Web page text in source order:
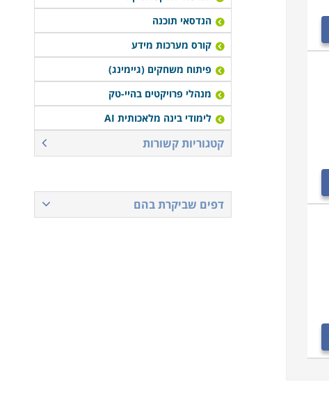
הנדסאי תוכנה
קורס מערכות מידע
פיתוח משחקים (גיימינג)
מנהלי פרויקטים בהיי-טק
לימודי בינה מלאכותית AI
קטגוריות קשורות
דפים שביקרת בהם